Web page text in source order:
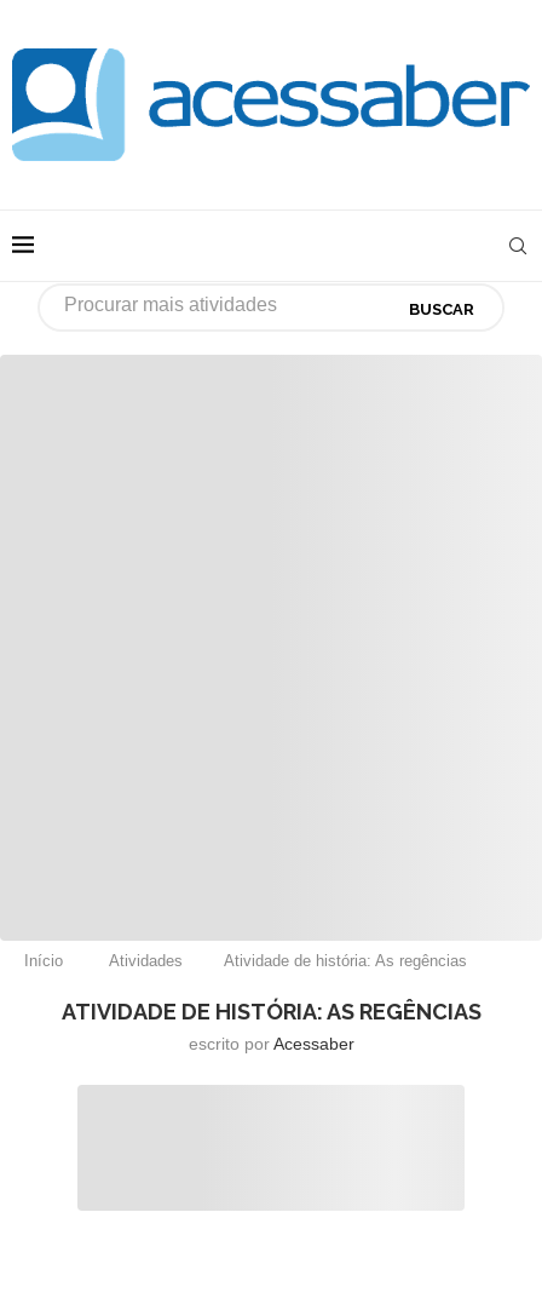
BUSCAR
Início Atividades Atividade de história: As regências
ATIVIDADE DE HISTÓRIA: AS REGÊNCIAS
escrito porAcessaber